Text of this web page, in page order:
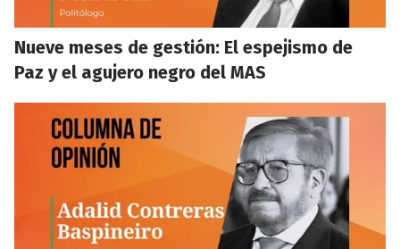
Nueve meses de gestión: El espejismo de
Paz y el agujero negro del MAS